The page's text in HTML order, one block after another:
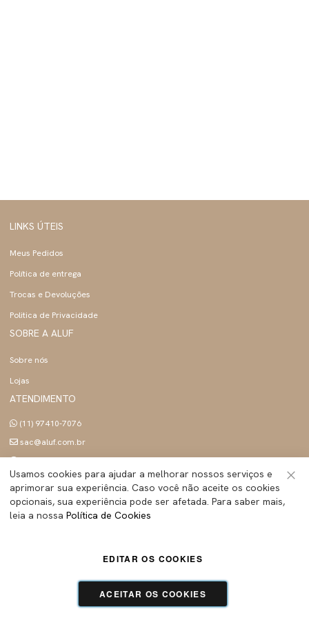
LINKS ÚTEIS
Meus Pedidos
Política de entrega
Trocas e Devoluções
Politica de Privacidade
SOBRE A ALUF
Sobre nós
Lojas
ATENDIMENTO
(11) 97410-7076
sac@aluf.com.br
Seg a sex 09h às 18h
SIGA A ALUF
Tecnologia e Design:Dizy Commerce
Usamos cookies para ajudar a melhorar nossos serviços e
aprimorar sua experiência. Caso você não aceite os cookies
opcionais, sua experiência pode ser afetada. Para saber mais,
leia a nossa Política de Cookies
ACEITAR OS COOKIES
EDITAR OS COOKIES